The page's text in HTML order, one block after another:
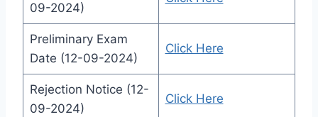
09-2024)
Preliminary Exam
Date (12-09-2024)
Click Here
Rejection Notice (12-
09-2024)
Click Here